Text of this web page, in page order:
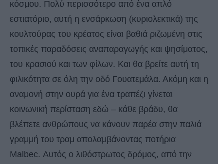
κόσμου. Πολύ περισσότερο από ένα απλό
εστιατόριο, αυτή η ενσάρκωση (κυριολεκτικά) της
κουλτούρας του κρέατος είναι βαθιά ριζωμένη στις
τοπικές παραδόσεις αναπαραγωγής και ψησίματος,
του κρασιού και των φίλων. Και θα βρείτε αυτή τη
φιλικότητα σε όλη την οδό Γουατεμάλα. Ακόμη και η
αναμονή στην ουρά για ένα τραπέζι γίνεται
κοινωνική περίσταση εδώ – κάθε βράδυ, θα
βλέπετε ανθρώπους να κάνουν παρέα στην παλιά
γραμμή του τραμ απολαμβάνοντας ποτήρια
Malbec. Αυτός ο λιθόστρωτος δρόμος, από την